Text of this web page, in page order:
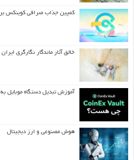
کمپین جذاب صرافی کوینکس
خالق آثار ماندگار نگارگری
آموزش تبدیل دستگاه موبایل
هوش مصنوعی و ارز دیجیتال